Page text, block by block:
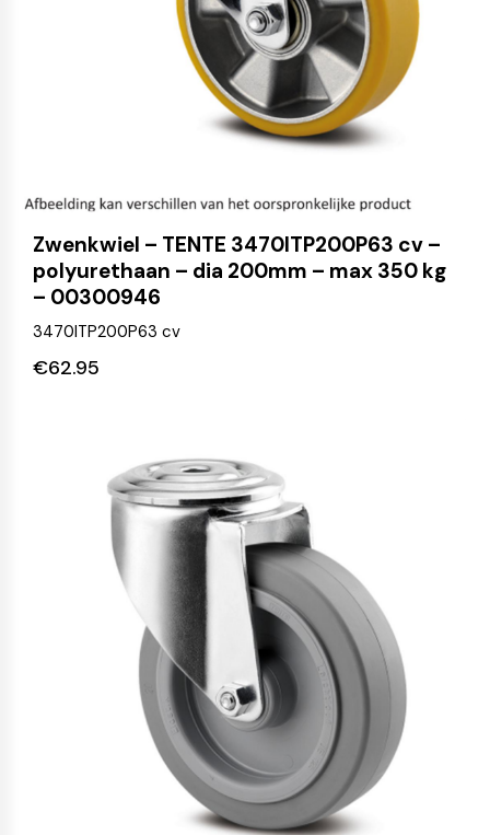
Zwenkwiel – TENTE 3470ITP200P63 cv –
polyurethaan – dia 200mm – max 350 kg
– 00300946
3470ITP200P63 cv
€62.95